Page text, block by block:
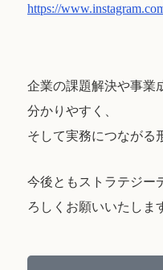
https://
企業の課題解決や事業
分かりやすく、
そして実務につながる
今後ともストラテジー
ろしくお願いいたしま